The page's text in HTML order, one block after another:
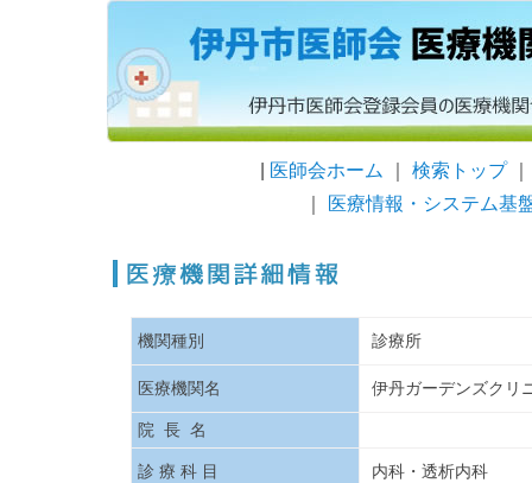
医師会ホーム 検索トップ
医療情報・システム基
機関種別 診療所
医療機関名 伊丹ガーデンズクリ
院 長 名
診 療 科 目 内科・透析内科